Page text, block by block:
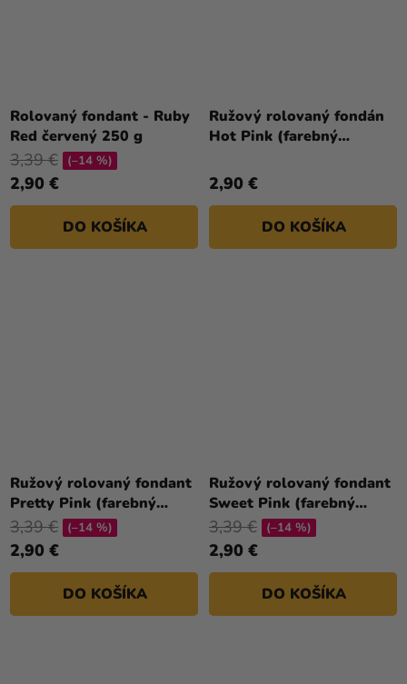
Rolovaný fondant - Ruby
Red červený 250 g
2,90 €
3,39 € (–14 %)
DO KOŠÍKA
Ružový rolovaný fondán
Hot Pink (farebný
2,90 €
DO KOŠÍKA
Ružový rolovaný fondant
Pretty Pink (farebný
fondán) 250 g
2,90 €
3,39 € (–14 %)
DO KOŠÍKA
Ružový rolovaný fondant
Sweet Pink (farebný
fondán) 250g
2,90 €
3,39 € (–14 %)
DO KOŠÍKA